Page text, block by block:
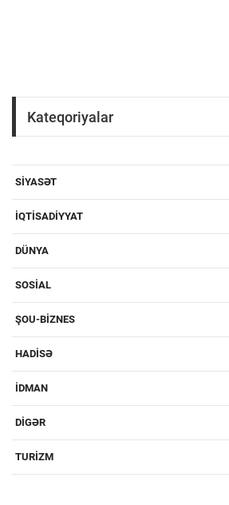
Kateqoriyalar
SIYASƏT
IQTISADIYYAT
DÜNYA
SOSIAL
ŞOU-BIZNES
HADISƏ
IDMAN
DIGƏR
TURIZM